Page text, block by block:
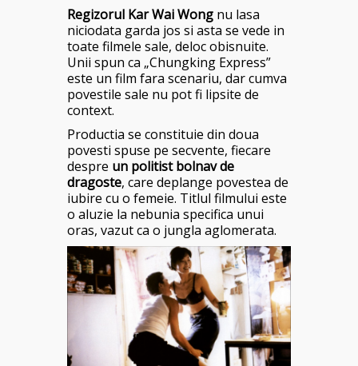
Regizorul Kar Wai Wong nu lasa
niciodata garda jos si asta se vede in
toate filmele sale, deloc obisnuite.
Unii spun ca „Chungking Express”
este un film fara scenariu, dar cumva
povestile sale nu pot fi lipsite de
context.
Productia se constituie din doua
povesti spuse pe secvente, fiecare
despre un politist bolnav de
dragoste, care deplange povestea de
iubire cu o femeie. Titlul filmului este
o aluzie la nebunia specifica unui
oras, vazut ca o jungla aglomerata.